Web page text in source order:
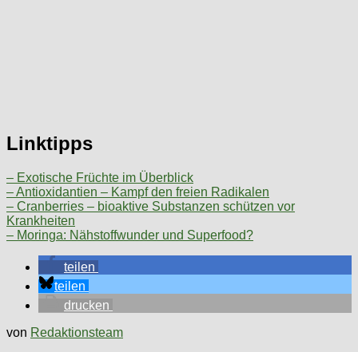
Linktipps
– Exotische Früchte im Überblick
– Antioxidantien – Kampf den freien Radikalen
– Cranberries – bioaktive Substanzen schützen vor
Krankheiten
– Moringa: Nähstoffwunder und Superfood?
teilen
teilen
drucken
von Redaktionsteam